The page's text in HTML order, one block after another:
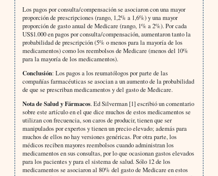
Los pagos por consulta/compensación se asociaron con una mayor
proporción de prescripciones (rango, 1,2% a 1,6%) y una mayor
proporción de gasto anual de Medicare (rango, 1% a 2%). Por cada
US$1.000 en pagos por consulta/compensación, aumentaron tanto la
probabilidad de prescripción (5% o menos para la mayoría de los
medicamentos) como los reembolsos de Medicare (menos del 10%
para la mayoría de los medicamentos).
Conclusión: Los pagos a los reumatólogos por parte de las
compañías farmacéuticas se asocian a un aumento de la probabilidad
de que se prescriban medicamentos y del gasto de Medicare.
Nota de Salud y Fármacos. Ed Silverman [1] escribió un comentario
sobre este artículo en el que dice muchos de estos medicamentos se
utilizan con frecuencia, son caros de producir, tienen que ser
manipulados por expertos y tienen un precio elevado; además para
muchos de ellos no hay versiones genéricas. Por otra parte, los
médicos reciben mayores reembolsos cuando administran los
medicamentos en sus consultas, por lo que ocasionan gastos elevados
para los pacientes y para el sistema de salud. Sólo 12 de los
medicamentos se asociaron al 80% del gasto de Medicare en estos